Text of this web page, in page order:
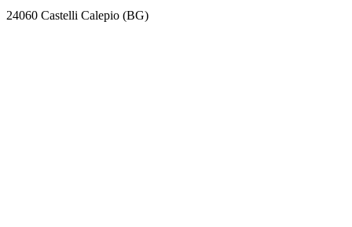
24060 Castelli Calepio (BG)